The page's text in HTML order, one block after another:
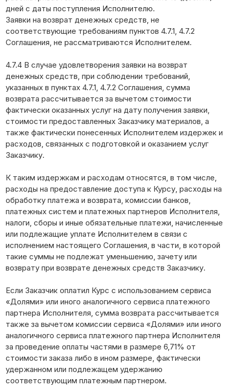
дней с даты поступления Исполнителю.
Заявки на возврат денежных средств, не
соответствующие требованиям пунктов 4.7.1, 4.7.2
Соглашения, не рассматриваются Исполнителем.
4.7.4 В случае удовлетворения заявки на возврат
денежных средств, при соблюдении требований,
указанных в пунктах 4.7.1, 4.7.2 Соглашения, сумма
возврата рассчитывается за вычетом стоимости
фактически оказанных услуг на дату получения заявки,
стоимости предоставленных Заказчику материалов, а
также фактически понесенных Исполнителем издержек и
расходов, связанных с подготовкой и оказанием услуг
Заказчику.
К таким издержкам и расходам относятся, в том числе,
расходы на предоставление доступа к Курсу, расходы на
обработку платежа и возврата, комиссии банков,
платежных систем и платежных партнеров Исполнителя,
налоги, сборы и иные обязательные платежи, начисленные
или подлежащие уплате Исполнителем в связи с
исполнением настоящего Соглашения, в части, в которой
такие суммы не подлежат уменьшению, зачету или
возврату при возврате денежных средств Заказчику.
Если Заказчик оплатил Курс с использованием сервиса
«Долями» или иного аналогичного сервиса платежного
партнера Исполнителя, сумма возврата рассчитывается
также за вычетом комиссии сервиса «Долями» или иного
аналогичного сервиса платежного партнера Исполнителя
за проведение оплаты частями в размере 6,71% от
стоимости заказа либо в ином размере, фактически
удержанном или подлежащем удержанию
соответствующим платежным партнером.